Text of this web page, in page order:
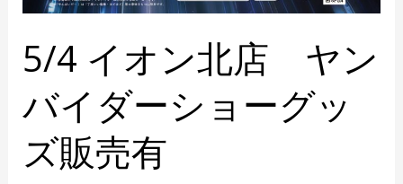
5/4 イオン北店 ヤン
バイダーショーグッ
ズ販売有
売